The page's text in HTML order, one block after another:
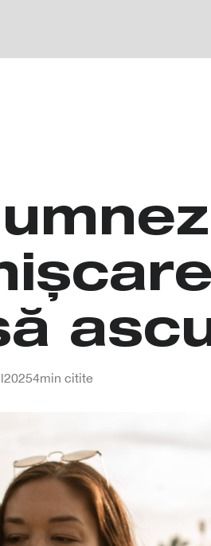
20254min citite